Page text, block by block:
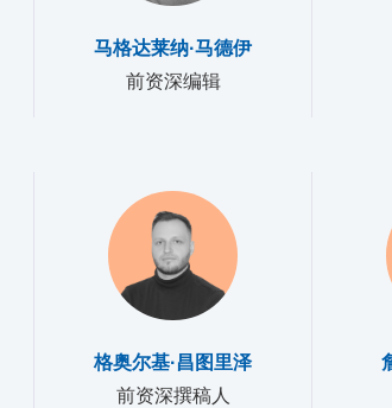
马格达莱纳·马德伊
前资深编辑
格奥尔基·昌图里泽
前资深撰稿人